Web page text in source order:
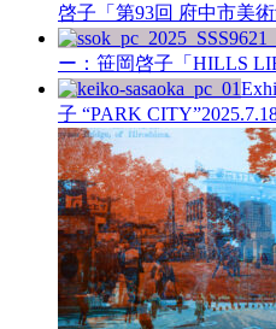
啓子「第93回 府中市美術
ー：笹岡啓子「HILLS
子 “PARK CITY”